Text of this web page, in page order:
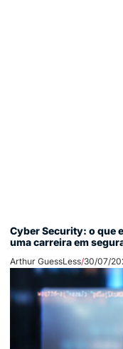
Cyber Security: o que
uma carreira em
Arthur GuessLess 30/07/